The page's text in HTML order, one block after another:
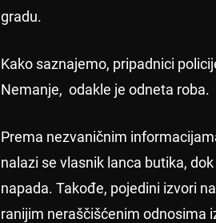
gradu.
Kako saznajemo, pripadnici
Nemanje, odakle je odneta roba.
Prema nezvaničnim
nalazi se vlasnik lanca butika,
napada. Takođe, pojedini izvori
ranijim neraščišćenim odnosima